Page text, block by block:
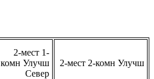
2-мест 1-
комн Улучш
Север
2-мест 2-комн Улучш